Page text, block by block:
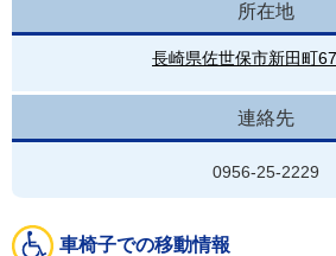
所在地
長崎県佐世保市新田町
連絡先
0956-25-2229
車椅子での移動情報